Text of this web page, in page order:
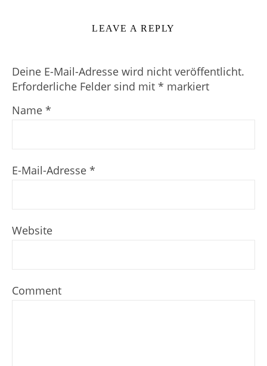
LEAVE A REPLY
Deine E-Mail-Adresse wird nicht veröffentlicht.
Erforderliche Felder sind mit * markiert
Name *
E-Mail-Adresse *
Website
Comment